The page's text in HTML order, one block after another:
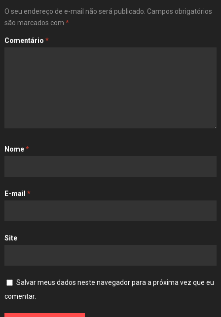
O seu endereço de e-mail não será publicado. Campos obrigatórios
são marcados com *
Comentário *
Nome*
E-mail *
Site
Salvar meus dados neste navegador para a próxima vez que eu
comentar.